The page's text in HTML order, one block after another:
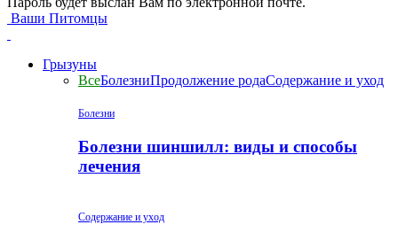
Ваши Питомцы
Грызуны
ВсеБолезниПродолжение родаСодержание и уход
Болезни
Болезни шиншилл: виды и способы
лечения
Содержание и уход